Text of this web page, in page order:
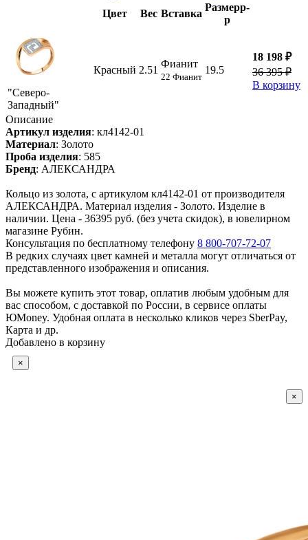
Цвет
Вес Вставка
Размерр-
р
"Северо-
Западный"
Красный 2.51
Фианит
22 Фианит
19.5
18 198 ₽
36 395 ₽
В корзину
Описание
Артикул изделия: кл4142-01
Материал: Золото
Проба изделия: 585
Бренд: АЛЕКСАНДРА
Кольцо из золота, с артикулом кл4142-01 от производителя
АЛЕКСАНДРА. Материал изделия - Золото. Изделие в
наличии. Цена - 36395 руб. (без учета скидок), в ювелирном
магазине Рубин.
Консультация по бесплатному телефону 8 800-707-72-07
В редких случаях цвет камней и металла могут отличаться от
представленного изображения и описания.
Вы можете купить этот товар, оплатив любым удобным для
вас способом, с доставкой по России, в сервисе оплаты
ЮMoney. Удобная оплата в несколько кликов через SberPay,
Карта и др.
Добавлено в корзину
×
×